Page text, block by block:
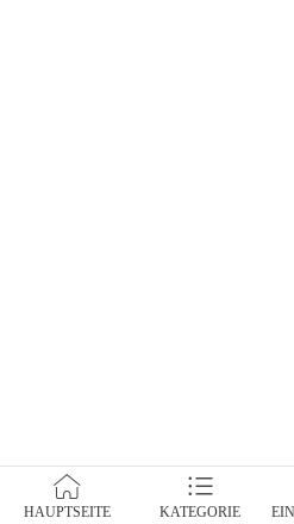
HAUPTSEITE KATEGORIE